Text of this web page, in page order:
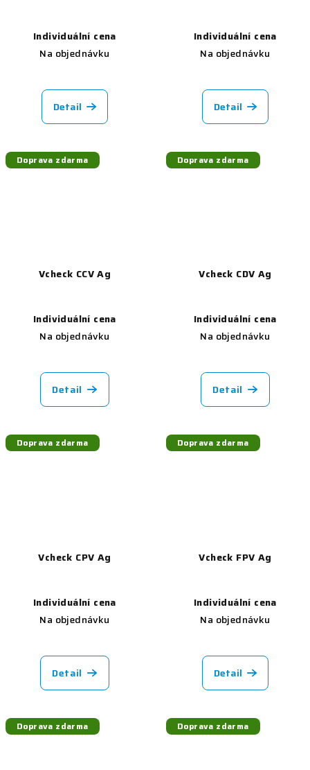
Individuální cena
Na objednávku
Detail
Individuální cena
Na objednávku
Detail
Doprava zdarma
Vcheck CCV Ag
Individuální cena
Na objednávku
Detail
Doprava zdarma
Vcheck CDV Ag
Individuální cena
Na objednávku
Detail
Doprava zdarma
Vcheck CPV Ag
Individuální cena
Na objednávku
Detail
Doprava zdarma
Vcheck FPV Ag
Individuální cena
Na objednávku
Detail
Doprava zdarma Doprava zdarma